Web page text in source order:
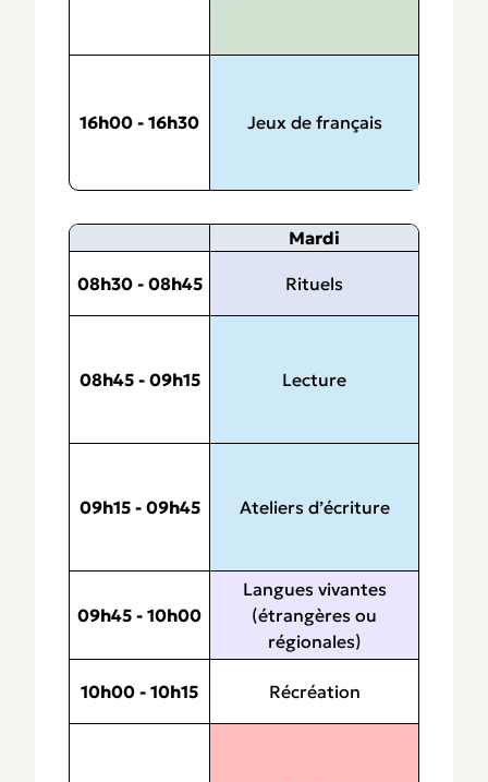
16h00 - 16h30 Jeux de français
Mardi
08h30 - 08h45 Rituels
08h45 - 09h15 Lecture
09h15 - 09h45 Ateliers d’écriture
09h45 - 10h00
Langues vivantes
(étrangères ou
régionales)
10h00 - 10h15 Récréation